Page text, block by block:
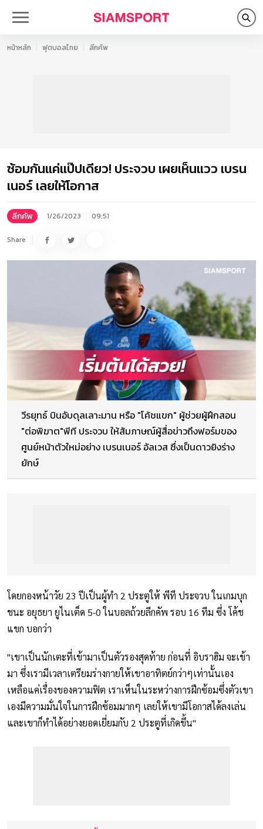
หน้าหลัก ฟุตบอลไทย ลีกคัพ
ซ้อมกันแค่แป๊ปเดียว! ประจวบ เผยเห็นแวว เบรน
เนอร์ เลยให้โอกาส
ลีกคัพ 1/26/2023 09:51
Share
วีรยุทธ์ บินอับดุลเลาะมาน หรือ "โค้ชแขก" ผู้ช่วยผู้ฝึกสอน
"ต่อพิฆาต"พีที ประจวบ ให้สัมภาษณ์ผู้สื่อข่าวถึงฟอร์มของ
ศูนย์หน้าตัวใหม่อย่าง เบรนเนอร์ อัลเวส ซึ่งเป็นดาวยิงร่าง
ยักษ์
โดยกองหน้าวัย 23 ปีเป็นผู้ทำ 2 ประตูให้ พีที ประจวบ ในเกมบุก
ชนะ อยุธยา ยูไนเต็ด 5-0 ในบอลถ้วยลีกคัพ รอบ 16 ทีม ซึ่ง โค้ช
แขก บอกว่า
"เขาเป็นนักเตะที่เข้ามาเป็นตัวรองสุดท้าย ก่อนที่ อิบราฮิม จะเข้า
มา ซึ่งเรามีเวลาเตรียมร่างกายให้เขาอาทิตย์กว่าๆเท่านั้นเอง
เหลือแค่เรื่องของความฟิต เราเห็นในระหว่างการฝึกซ้อมซึ่งตัวเขา
เองมีความมั่นใจในการฝึกซ้อมมากๆ เลยให้เขามีโอกาสได้ลงเล่น
และเขาก็ทำได้อย่างยอดเยี่ยมกับ 2 ประตูที่เกิดขึ้น"